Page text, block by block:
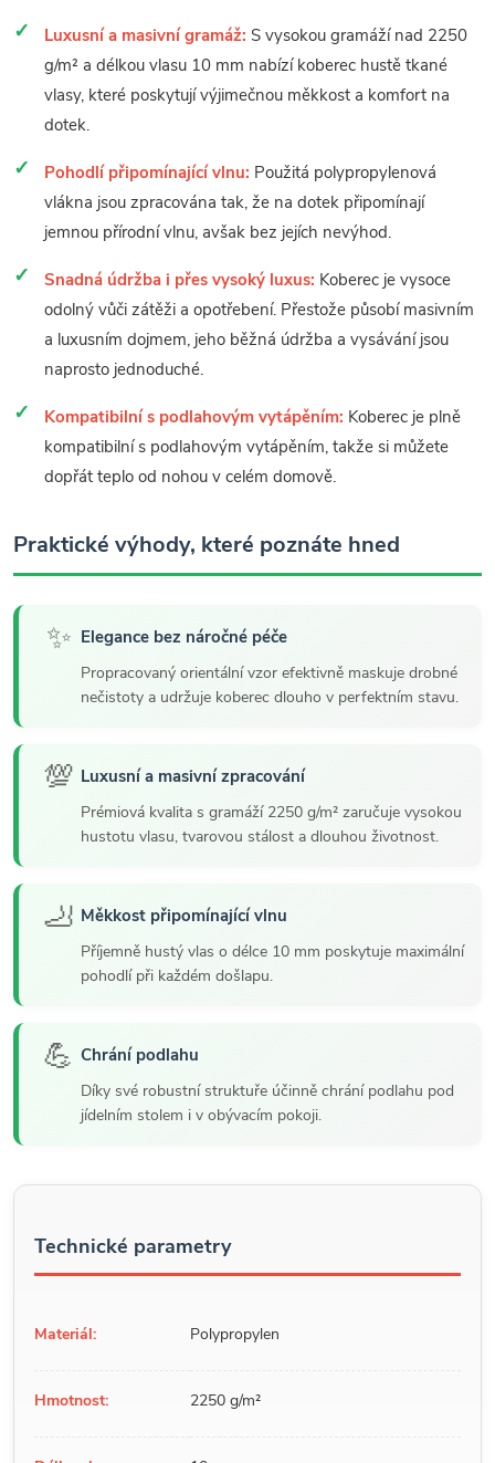
Luxusní a masivní gramáž: S vysokou gramáží nad 2250
g/m² a délkou vlasu 10 mm nabízí koberec hustě tkané
vlasy, které poskytují výjimečnou měkkost a komfort na
dotek.
Pohodlí připomínající vlnu: Použitá polypropylenová
vlákna jsou zpracována tak, že na dotek připomínají
jemnou přírodní vlnu, avšak bez jejích nevýhod.
Snadná údržba i přes vysoký luxus: Koberec je vysoce
odolný vůči zátěži a opotřebení. Přestože působí masivním
a luxusním dojmem, jeho běžná údržba a vysávání jsou
naprosto jednoduché.
Kompatibilní s podlahovým vytápěním: Koberec je plně
kompatibilní s podlahovým vytápěním, takže si můžete
dopřát teplo od nohou v celém domově.
Praktické výhody, které poznáte hned
✨ Elegance bez náročné péče
Propracovaný orientální vzor efektivně maskuje drobné
nečistoty a udržuje koberec dlouho v perfektním stavu.
💯 Luxusní a masivní zpracování
Prémiová kvalita s gramáží 2250 g/m² zaručuje vysokou
hustotu vlasu, tvarovou stálost a dlouhou životnost.
🦶 Měkkost připomínající vlnu
Příjemně hustý vlas o délce 10 mm poskytuje maximální
pohodlí při každém došlapu.
💪 Chrání podlahu
Díky své robustní struktuře účinně chrání podlahu pod
jídelním stolem i v obývacím pokoji.
Technické parametry
Materiál: Polypropylen
Hmotnost: 2250 g/m²